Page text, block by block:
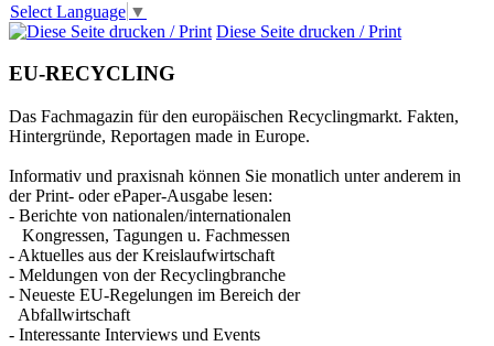
Select Language ▼
Diese Seite drucken / Print
EU-RECYCLING
Das Fachmagazin für den europäischen Recyclingmarkt. Fakten,
Hintergründe, Reportagen made in Europe.
Informativ und praxisnah können Sie monatlich unter anderem in
der Print- oder ePaper-Ausgabe lesen:
- Berichte von nationalen/internationalen
Kongressen, Tagungen u. Fachmessen
- Aktuelles aus der Kreislaufwirtschaft
- Meldungen von der Recyclingbranche
- Neueste EU-Regelungen im Bereich der
Abfallwirtschaft
- Interessante Interviews und Events